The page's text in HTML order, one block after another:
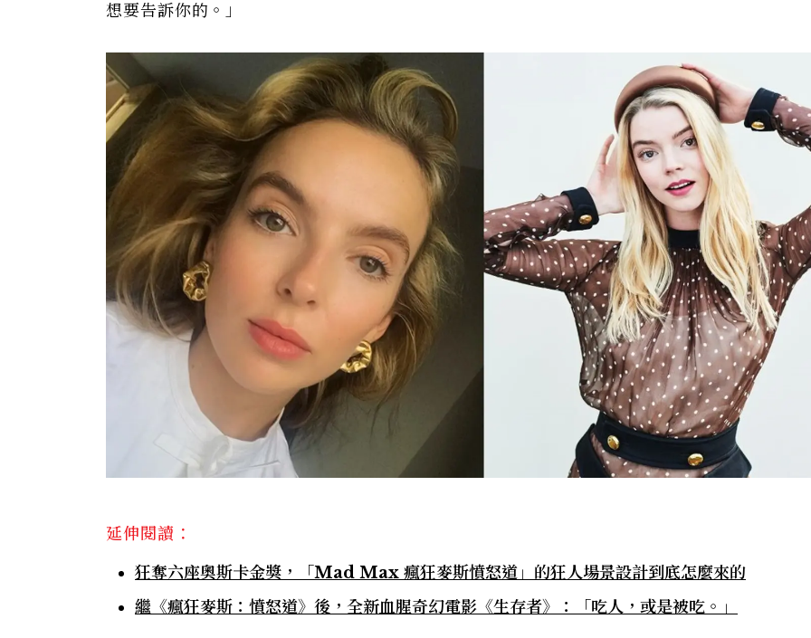
想要告訴你的。」
延伸閱讀：
狂奪六座奧斯卡金獎，「Mad Max 瘋狂麥斯憤怒道」的狂人場景設計到底怎麼來的
繼《瘋狂麥斯：憤怒道》後，全新血腥奇幻電影《生存者》：「吃人，或是被吃。」